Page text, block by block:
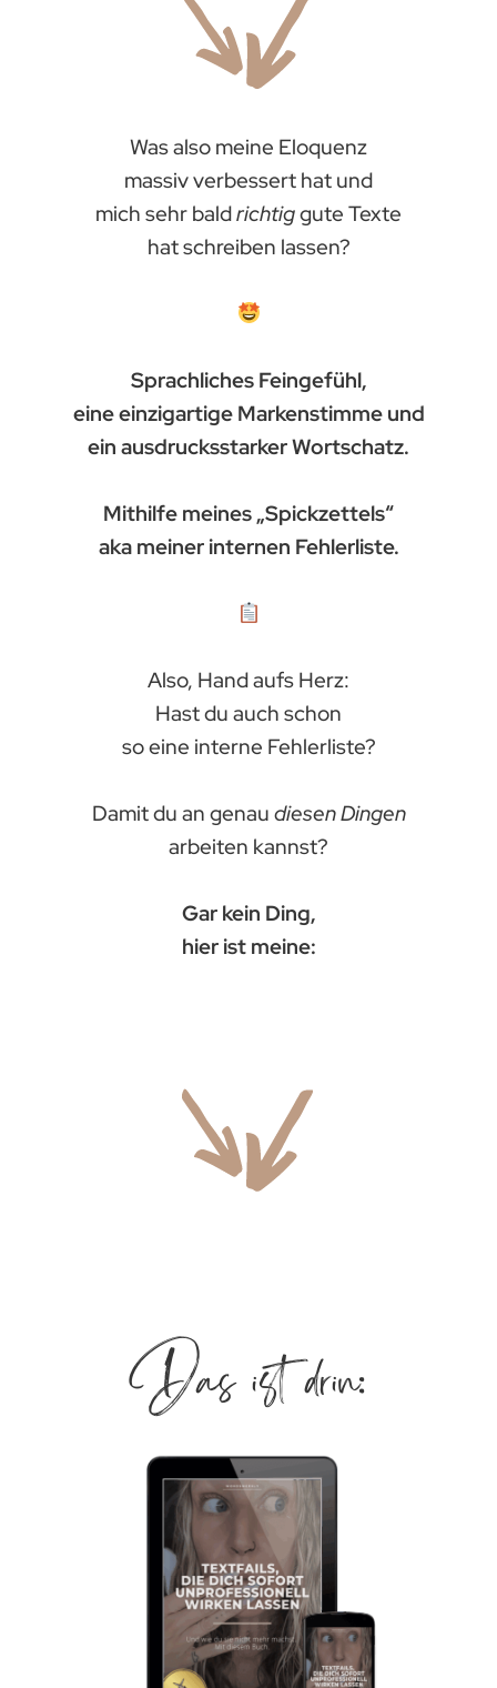
Was also meine Eloquenz
massiv verbessert hat und
mich sehr baldrichtiggute Texte
hat schreiben lassen?
Sprachliches Feingefühl,
eine einzigartige Markenstimme und
ein ausdrucksstarker Wortschatz.
Mithilfe meines „Spickzettels“
aka meiner internen Fehlerliste.
Also, Hand aufs Herz:
Hast du auch schon
so eine interne Fehlerliste?
Damit du an genau diesen Dingen
arbeiten kannst?
Gar kein Ding,
hier ist meine:
Das ist drin: